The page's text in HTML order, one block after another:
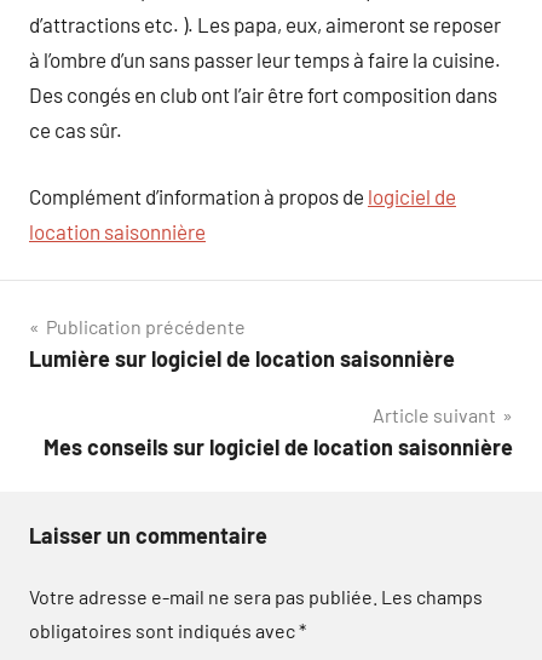
d’attractions etc. ). Les papa, eux, aimeront se reposer
à l’ombre d’un sans passer leur temps à faire la cuisine.
Des congés en club ont l’air être fort composition dans
ce cas sûr.
Complément d’information à propos de logiciel de
location saisonnière
Navigation
de
Publication précédente
Lumière sur logiciel de location saisonnière
Article suivant
Mes conseils sur logiciel de location saisonnière
Laisser un commentaire
Votre adresse e-mail ne sera pas publiée. Les champs
obligatoires sont indiqués avec*